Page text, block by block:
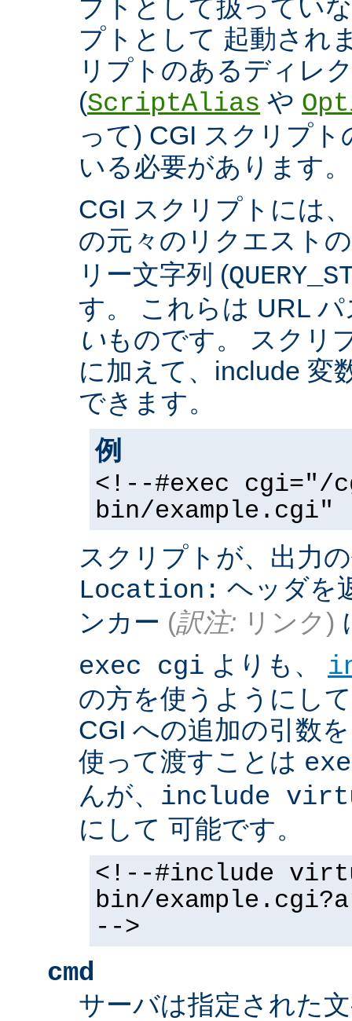
プトとして扱ってい
プトとして 起動され
リプトのあるディレ
(ScriptAlias や
って) CGI スクリプ
いる必要があります。
CGI スクリプトには
の元々のリクエスト
リー文字列 (
す。 これらは URL
いものです。 スクリ
に加えて、include 変
できます。
例
<!--#exec cgi="/
bin/example.cgi"
スクリプトが、出力
Location: ヘッダを
ンカー (訳注: リンク)
exec cgi よりも、
の方を使うようにし
CGI への追加の引数
使って渡すことは
んが、 include
にして 可能です。
<!--#include
bin/
-->
cmd
サーバは指定された